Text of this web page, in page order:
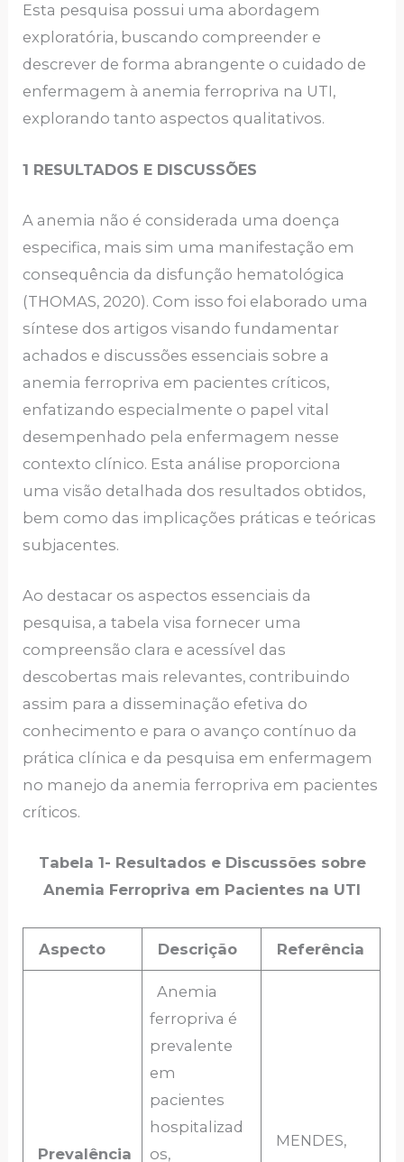
Esta pesquisa possui uma abordagem
exploratória, buscando compreender e
descrever de forma abrangente o cuidado de
enfermagem à anemia ferropriva na UTI,
explorando tanto aspectos qualitativos.
1 RESULTADOS E DISCUSSÕES
A anemia não é considerada uma doença
especifica, mais sim uma manifestação em
consequência da disfunção hematológica
(THOMAS, 2020). Com isso foi elaborado uma
síntese dos artigos visando fundamentar
achados e discussões essenciais sobre a
anemia ferropriva em pacientes críticos,
enfatizando especialmente o papel vital
desempenhado pela enfermagem nesse
contexto clínico. Esta análise proporciona
uma visão detalhada dos resultados obtidos,
bem como das implicações práticas e teóricas
subjacentes.
Ao destacar os aspectos essenciais da
pesquisa, a tabela visa fornecer uma
compreensão clara e acessível das
descobertas mais relevantes, contribuindo
assim para a disseminação efetiva do
conhecimento e para o avanço contínuo da
prática clínica e da pesquisa em enfermagem
no manejo da anemia ferropriva em pacientes
críticos.
Tabela 1- Resultados e Discussões sobre
Anemia Ferropriva em Pacientes na UTI
Aspecto Descrição Referência
Prevalência
Anemia
ferropriva é
prevalente
em
pacientes
hospitalizad
os,
MENDES,